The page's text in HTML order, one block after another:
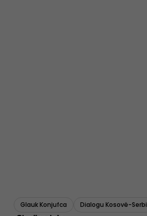
Glauk Konjufca Dialogu Kosovë-Serbi